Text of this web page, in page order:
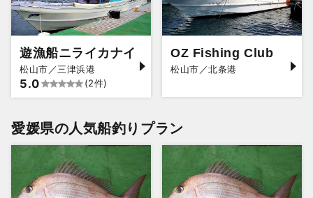
遊漁船ニライカナイ
松山市／三津浜港
5.0 (2件)
OZ Fishing Club
松山市／北条港
愛媛県の人気船釣りプラン